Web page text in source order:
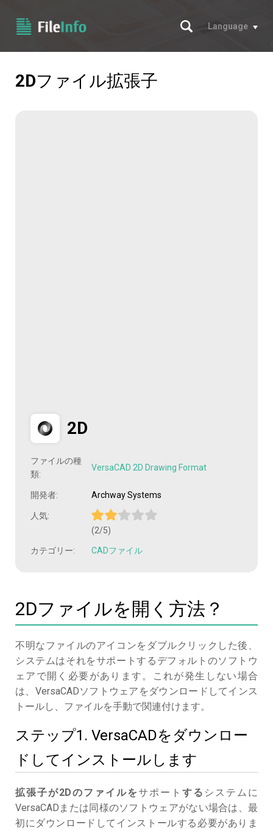
サーチ
Language
2Dファイル拡張子
2D
ファイルの種
類:
VersaCAD 2D Drawing Format
開発者: Archway Systems
人気:
(2/5)
カテゴリー: CADファイル
2Dファイルを開く方法？
不明なファイルのアイコンをダブルクリックした後、
システムはそれをサポートするデフォルトのソフトウ
ェアで開く必要があります。これが発生しない場合
は、VersaCADソフトウェアをダウンロードしてインス
トールし、ファイルを手動で関連付けます。
ステップ1. VersaCADをダウンロー
ドしてインストールします
拡張子が2Dのファイルをサポート する システムに
VersaCADまたは同様のソフトウェアがない場合は、最
初にダウンロードしてインストールする必要がありま